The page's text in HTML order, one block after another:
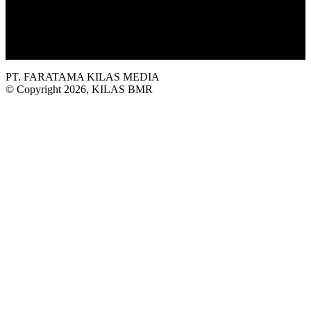
PT. FARATAMA KILAS MEDIA
© Copyright 2026, KILAS BMR